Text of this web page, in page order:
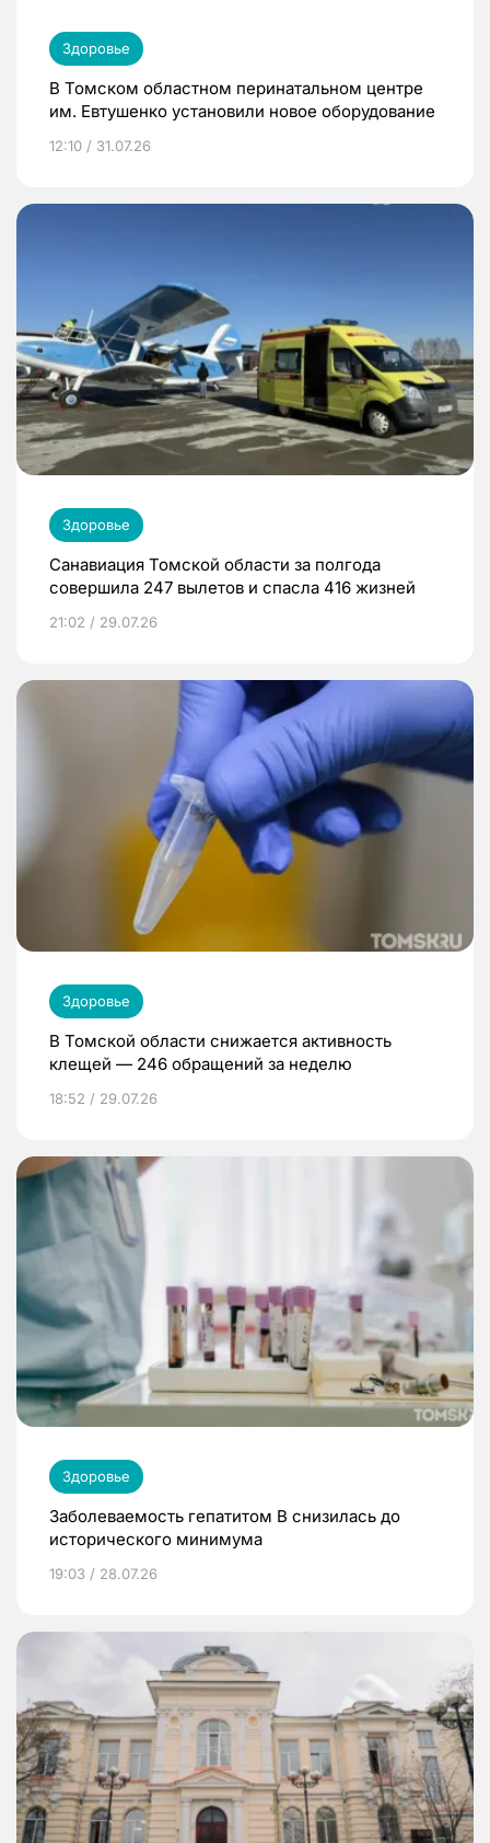
Здоровье
В Томском областном перинатальном центре
им. Евтушенко установили новое оборудование
12:10 / 31.07.26
Здоровье
Санавиация Томской области за полгода
совершила 247 вылетов и спасла 416 жизней
21:02 / 29.07.26
Здоровье
В Томской области снижается активность
клещей — 246 обращений за неделю
18:52 / 29.07.26
Здоровье
Заболеваемость гепатитом В снизилась до
исторического минимума
19:03 / 28.07.26